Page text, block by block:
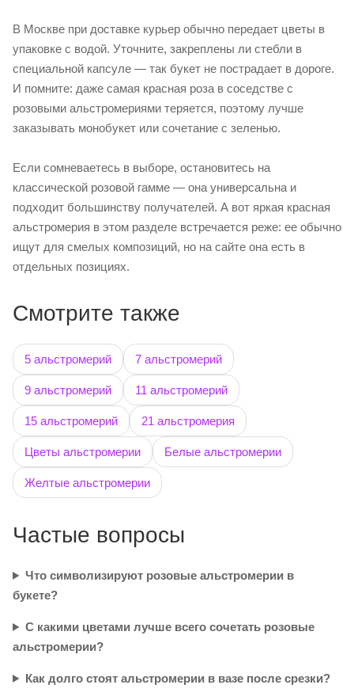
В Москве при доставке курьер обычно передает цветы в
упаковке с водой. Уточните, закреплены ли стебли в
специальной капсуле — так букет не пострадает в дороге.
И помните: даже самая красная роза в соседстве с
розовыми альстромериями теряется, поэтому лучше
заказывать монобукет или сочетание с зеленью.
Если сомневаетесь в выборе, остановитесь на
классической розовой гамме — она универсальна и
подходит большинству получателей. А вот яркая красная
альстромерия в этом разделе встречается реже: ее обычно
ищут для смелых композиций, но на сайте она есть в
отдельных позициях.
Смотрите также
5 альстромерий 7 альстромерий
9 альстромерий 11 альстромерий
15 альстромерий 21 альстромерия
Цветы альстромерии Белые альстромерии
Желтые альстромерии
Частые вопросы
Что символизируют розовые альстромерии в
букете?
С какими цветами лучше всего сочетать розовые
альстромерии?
Как долго стоят альстромерии в вазе после срезки?